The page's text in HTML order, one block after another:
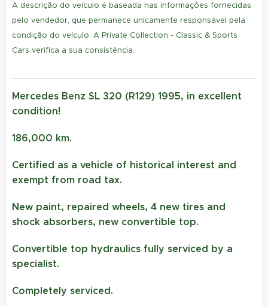
A descrição do veículo é baseada nas informações fornecidas
pelo vendedor, que permanece unicamente responsável pela
condição do veículo. A Private Collection - Classic & Sports
Cars verifica a sua consistência.
Mercedes Benz SL 320 (R129) 1995, in excellent
condition!
186,000 km.
Certified as a vehicle of historical interest and
exempt from road tax.
New paint, repaired wheels, 4 new tires and
shock absorbers, new convertible top.
Convertible top hydraulics fully serviced by a
specialist.
Completely serviced.